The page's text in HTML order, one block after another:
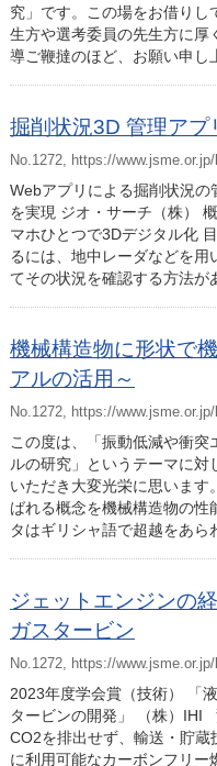
究」です。この場をお借り
生方や選考委員の先生方に厚
導ご鞭撻のほど、お願い申し
掘削状況3D 管理ア
No.1272, https://
Webアプリによる掘削状況
を実現 ジオ・サーチ（株）
マホひとつで3Dデジタル化
るには、地中レーダなどを用
てその状況を確認する方法が
機械構造物に形状で
アルの活用～
No.1272, https://
この度は、「振動低減や衝
ルの研究」というテーマに
いただき大変光栄に思いま
ばれる概念を機械構造物の性
タはギリシャ語で超越をあら
ジェットエンジンの
ガスタービン
No.1272, https://
2023年度学会賞（技術） 「
タービンの開発」 （株）IHI
CO2を排出せず、輸送・貯
に利用可能なカーボンフリ